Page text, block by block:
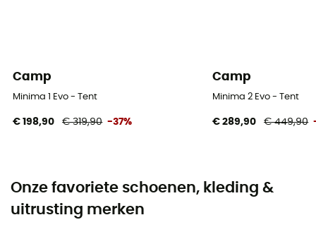
Camp
Minima 1 Evo - Tent
€ 198,90 € 319,90 -37%
Camp
Minima 2 Evo - Tent
€ 289,90 € 449,90
Onze favoriete schoenen, kleding &
uitrusting merken